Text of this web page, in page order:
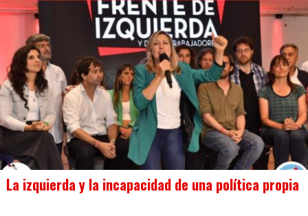
La izquierda y la incapacidad de una política propia